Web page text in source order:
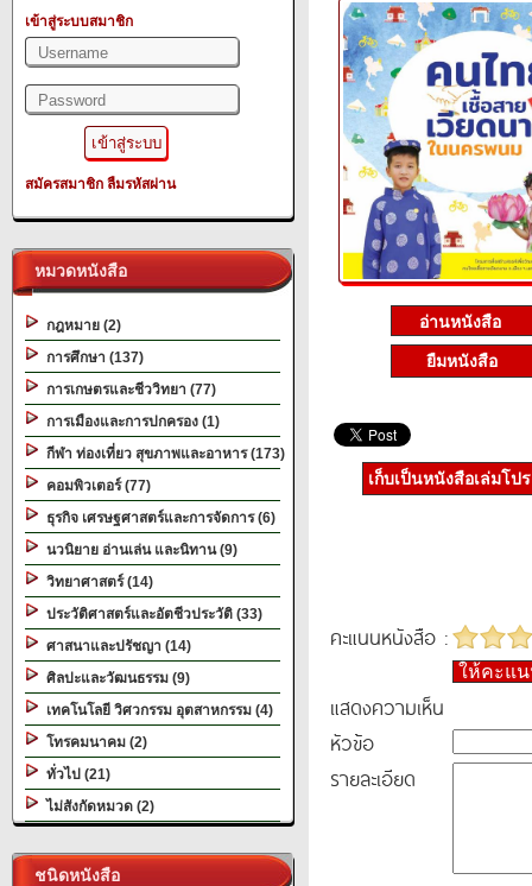
เข้าสู่ระบบสมาชิก
สมัครสมาชิก ลืมรหัสผ่าน
หมวดหนังสือ
กฎหมาย (2)
การศึกษา (137)
การเกษตรและชีววิทยา (77)
การเมืองและการปกครอง (1)
กีฬา ท่องเที่ยว สุขภาพและอาหาร (173)
คอมพิวเตอร์ (77)
ธุรกิจ เศรษฐศาสตร์และการจัดการ (6)
นวนิยาย อ่านเล่น และนิทาน (9)
วิทยาศาสตร์ (14)
ประวัติศาสตร์และอัตชีวประวัติ (33)
ศาสนาและปรัชญา (14)
ศิลปะและวัฒนธรรม (9)
เทคโนโลยี วิศวกรรม อุตสาหกรรม (4)
โทรคมนาคม (2)
ทั่วไป (21)
ไม่สังกัดหมวด (2)
ชนิดหนังสือ
ยืมหนังสือ
เก็บเป็นหนังสือเล่มโป
คะแนนหนังสือ :
ให้คะแ
แสดงความเห็น
หัวข้อ
รายละเอียด